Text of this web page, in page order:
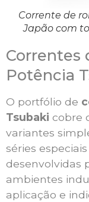
Corrente de
Japão com
Correntes
Potência
O portfólio de
Tsubaki cobre
variantes
séries
desenvolvidas
ambientes
aplicação e